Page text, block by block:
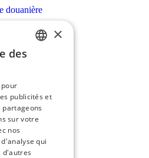
douanière
DES
douanières
H7
×
des
publicités et
sur votre
nos
qui
d'autres